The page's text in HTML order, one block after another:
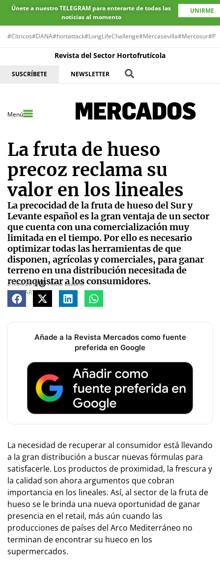
Únete a nuestro TELEGRAM para enterarte de todas las
noticias al momento
UNIRME
#Cítricos#DANA#hortattack#LongLifeChallenge#Mercasevilla#Mercosur
Revista del Sector Hortofrutícola
SUSCRÍBETE NEWSLETTER
Menú
La fruta de hueso
precoz reclama su
valor en los lineales
La precocidad de la fruta de hueso del Sur y
Levante español es la gran ventaja de un sector
que cuenta con una comercialización muy
limitada en el tiempo. Por ello es necesario
optimizar todas las herramientas de que
disponen, agrícolas y comerciales, para ganar
terreno en una distribución necesitada de
reconquistar a los consumidores.
21/04/2014
Alicia Lozano
COMPARTE
Añade a la Revista Mercados como fuente
preferida en Google
La necesidad de recuperar al consumidor está llevando
a la gran distribución a buscar nuevas fórmulas para
satisfacerle. Los productos de proximidad, la frescura y
la calidad son ahora argumentos que cobran
importancia en los lineales. Así, al sector de la fruta de
hueso se le brinda una nueva oportunidad de ganar
presencia en el retail, más aún cuando las
producciones de países del Arco Mediterráneo no
terminan de encontrar su hueco en los
supermercados.